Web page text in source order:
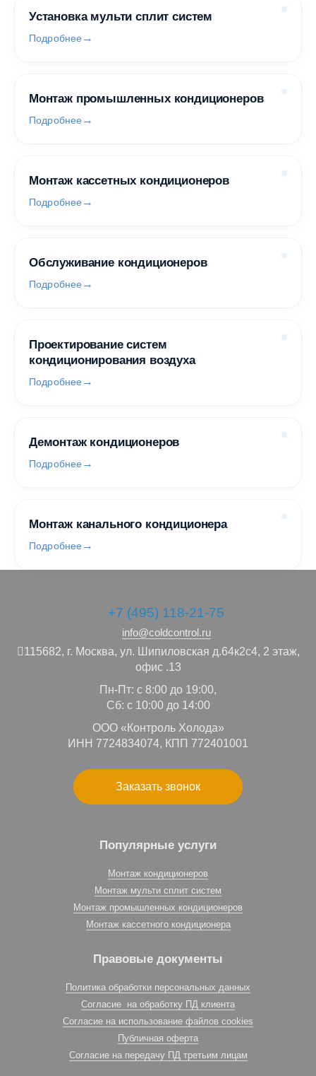
Установка мульти сплит систем
Подробнее
Монтаж промышленных кондиционеров
Подробнее
Монтаж кассетных кондиционеров
Подробнее
Обслуживание кондиционеров
Подробнее
Проектирование систем
кондиционирования воздуха
Подробнее
Демонтаж кондиционеров
Подробнее
Монтаж канального кондиционера
Подробнее
+7 (495) 118-21-75
info@coldcontrol.ru
115682, г. Москва, ул. Шипиловская д.64к2с4, 2 этаж,
офис .13
Пн-Пт: с 8:00 до 19:00,
Сб: с 10:00 до 14:00
ООО «Контроль Холода»
ИНН 7724834074, КПП 772401001
Заказать звонок
Популярные услуги
Монтаж кондиционеров
Монтаж мульти сплит систем
Монтаж промышленных кондиционеров
Монтаж кассетного кондиционера
Правовые документы
Политика обработки персональных данных
Согласие на обработку ПД клиента
Согласие на использование файлов cookies
Публичная оферта
Согласие на передачу ПД третьим лицам